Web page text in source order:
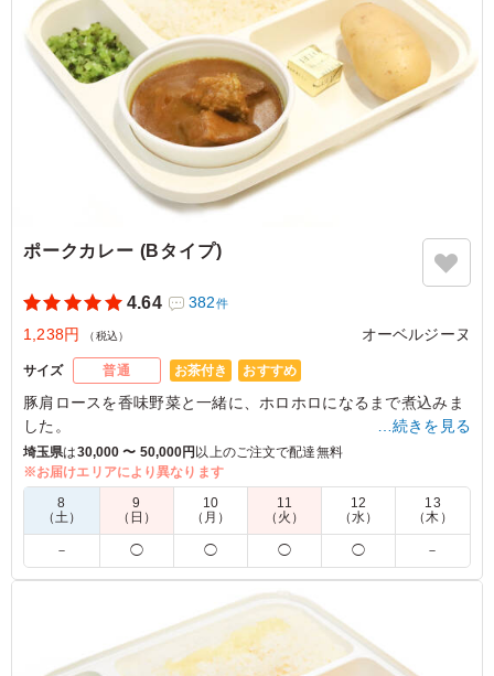
今回インスタで芸能人が食べていて高評価だったとスタッ
フから聞いて、今度MTGお弁当はこれが良い！と前々か
らリクエストを受けてました。念願のお弁当が食べること
ができてスタッフも喜んでおりました。ありがとうござい
ます。
ご利用シーン：会議・セミナー›会議
埼玉県さいたま市大宮区吉敷町2026/02/01
ポークカレー (Bタイプ)
4.64 382件
1,238円 （税込） オーベルジーヌ
サイズ 普通 お茶付き おすすめ
豚肩ロースを香味野菜と一緒に、ホロホロになるまで煮込みま
した。
豚肉の旨味とブイヨンが合わさることで、カレーの魅力を引き
立てます。
濃厚だけど、後味さっぱり。女性にも人気の高い一品です。
※喫食までにバターが溶けてしまう場合がございます。冷蔵庫
等で保管できるご用意をお願い致します。
をご用意しております。ご希望の際は下記「ご飯の種類」プル
ダウンよりご選択ください。
また、画像サンプルはカテゴリ：「オプション」内の「スリー
…続きを見る
埼玉県は30,000 〜 50,000円 以上のご注文で配達無料
※お届けエリアにより異なります
8
（土）
9
（日）
10
（月）
11
（火）
12
（水）
13
（木）
－ ◯ ◯ ◯ ◯ －